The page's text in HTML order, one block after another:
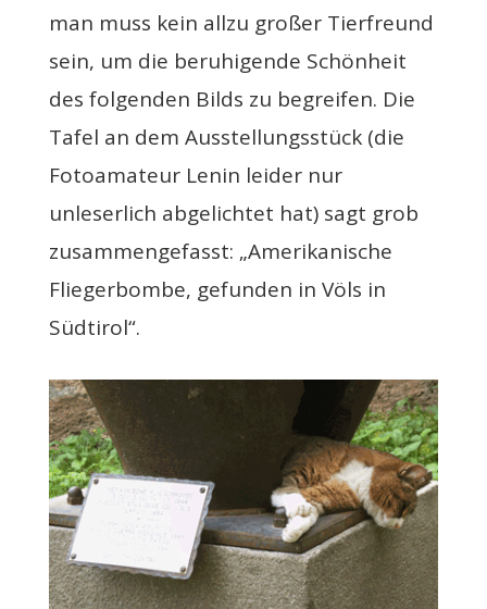
man muss kein allzu großer Tierfreund
sein, um die beruhigende Schönheit
des folgenden Bilds zu begreifen. Die
Tafel an dem Ausstellungsstück (die
Fotoamateur Lenin leider nur
unleserlich abgelichtet hat) sagt grob
zusammengefasst: „Amerikanische
Fliegerbombe, gefunden in Völs in
Südtirol“.